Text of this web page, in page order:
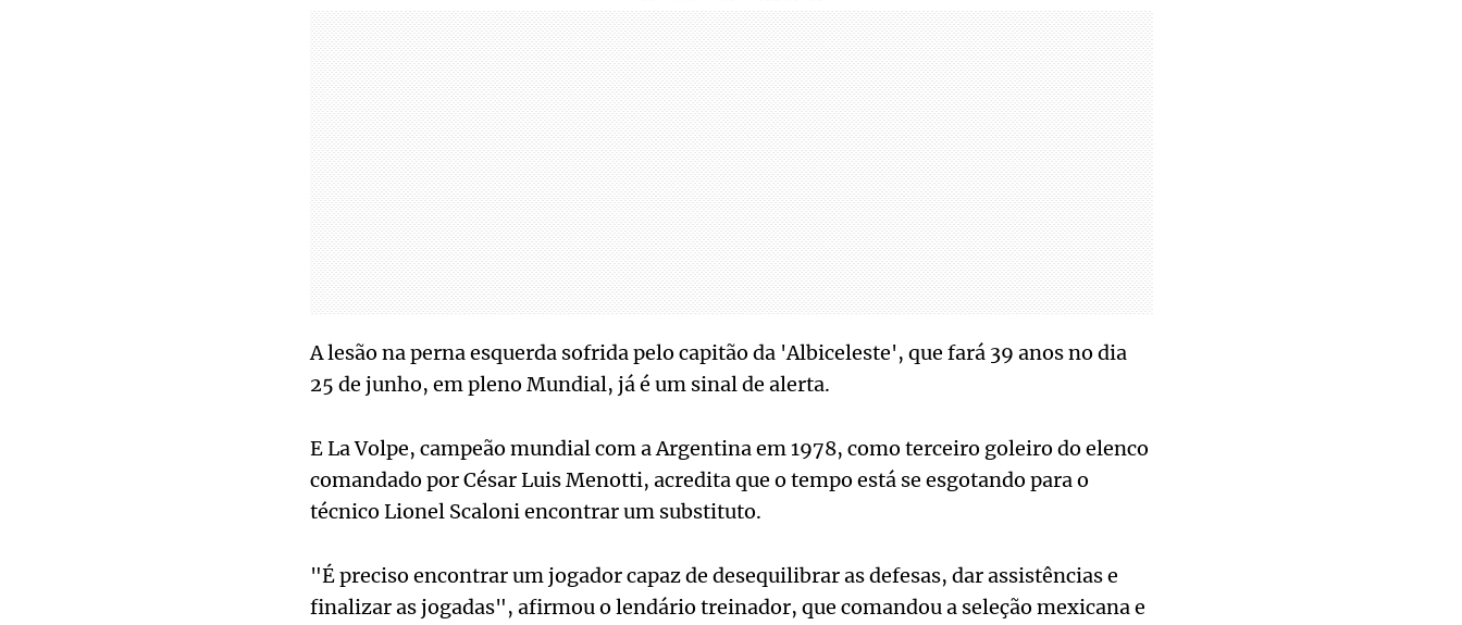
A lesão na perna esquerda sofrida pelo capitão da 'Albiceleste', que fará 39 anos no dia
25 de junho, em pleno Mundial, já é um sinal de alerta.
E La Volpe, campeão mundial com a Argentina em 1978, como terceiro goleiro do elenco
comandado por César Luis Menotti, acredita que o tempo está se esgotando para o
técnico Lionel Scaloni encontrar um substituto.
"É preciso encontrar um jogador capaz de desequilibrar as defesas, dar assistências e
finalizar as jogadas", afirmou o lendário treinador, que comandou a seleção mexicana e